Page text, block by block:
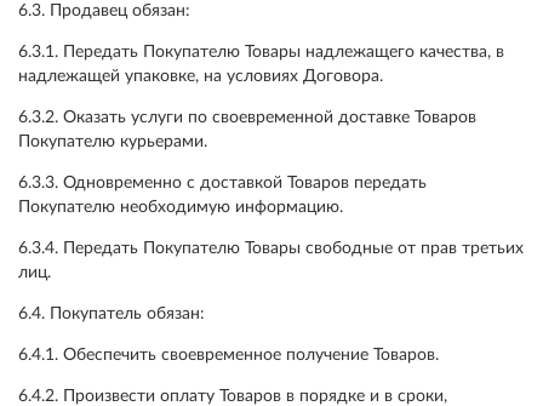
6.3. Продавец обязан:
6.3.1. Передать Покупателю Товары надлежащего качества, в
надлежащей упаковке, на условиях Договора.
6.3.2. Оказать услуги по своевременной доставке Товаров
Покупателю курьерами.
6.3.3. Одновременно с доставкой Товаров передать
Покупателю необходимую информацию.
6.3.4. Передать Покупателю Товары свободные от прав третьих
лиц.
6.4. Покупатель обязан:
6.4.1. Обеспечить своевременное получение Товаров.
6.4.2. Произвести оплату Товаров в порядке и в сроки,